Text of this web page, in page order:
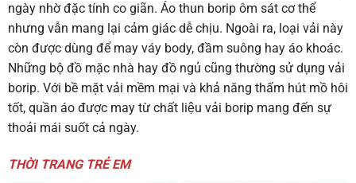
ngày nhờ đặc tính co giãn. Áo thun borip ôm sát cơ thể
nhưng vẫn mang lại cảm giác dễ chịu. Ngoài ra, loại vải này
còn được dùng để may váy body, đầm suông hay áo khoác.
Những bộ đồ mặc nhà hay đồ ngủ cũng thường sử dụng vải
borip. Với bề mặt vải mềm mại và khả năng thấm hút mồ hôi
tốt, quần áo được may từ chất liệu vải borip mang đến sự
thoải mái suốt cả ngày.
THỜI TRANG TRẺ EM